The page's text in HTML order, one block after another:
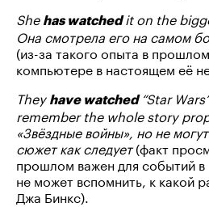
She has watchedit on the
Она смотрела его на самом
(из-за такого опыта в
компьютере в настоящем её
They have watched“Star
remember the whole story
«Звёздные войны», но не
сюжет как следует(факт
прошлом важен для событий
не может вспомнить, к какой
Джа Бинкс).